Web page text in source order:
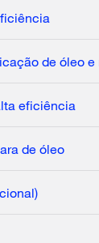
de óleo e
eficiência
de óleo